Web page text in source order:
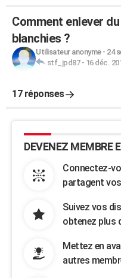
Comment enlever
blanchies ?
Utilisateur anonyme- 24
stf_jpd87- 16 déc.
17 réponses
DEVENEZ MEMBRE
Connectez-
partagent
Suivez vos
obtenez plus
Mettez en
autres